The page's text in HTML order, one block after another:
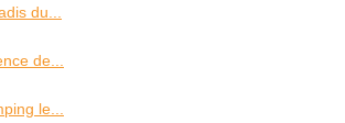
du...
de...
le...